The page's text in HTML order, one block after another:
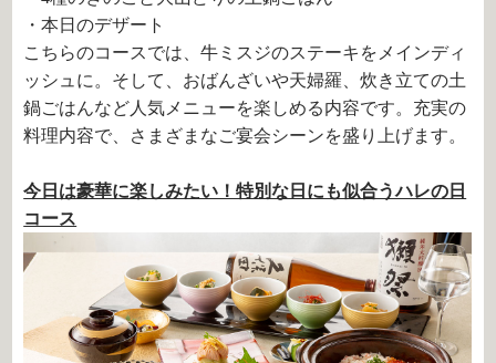
・本日のデザート
こちらのコースでは、牛ミスジのステーキをメインディ
ッシュに。そして、おばんざいや天婦羅、炊き立ての土
鍋ごはんなど人気メニューを楽しめる内容です。充実の
料理内容で、さまざまなご宴会シーンを盛り上げます。
今日は豪華に楽しみたい！特別な日にも似合うハレの日
コース